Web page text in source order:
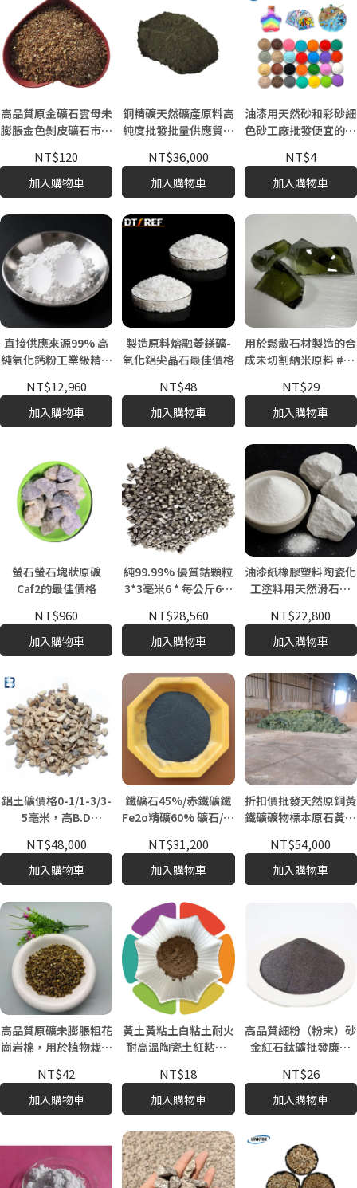
高品質原金礦石雲母未
膨脹金色剝皮礦石市場
NT$120
加入購物車
銅精礦天然礦產原料高
純度批發批量供應貿易
NT$36,000
加入購物車
油漆用天然砂和彩砂細
色砂工廠批發便宜的真
NT$4
加入購物車
直接供應來源99% 高
純氧化鈣粉工業級精細
NT$12,960
加入購物車
製造原料熔融菱鎂礦-
氧化鋁尖晶石最佳價格
NT$48
加入購物車
用於鬆散石材製造的合
成未切割納米原料 #14
料
NT$29
加入購物車
螢石螢石塊狀原礦
Caf2的最佳價格
NT$960
加入購物車
純99.99% 優質鈷顆粒
3*3毫米6 * 每公斤6毫
NT$28,560
加入購物車
油漆紙橡膠塑料陶瓷化
工塗料用天然滑石礦
NT$22,800
加入購物車
鋁土礦價格0-1/1-3/3-
5毫米，高B.D
NT$48,000
加入購物車
鐵礦石45%/赤鐵礦鐵
Fe2o精礦60% 礦石/鐵
300毫米細粉赤鐵礦鐵
礦石
NT$31,200
加入購物車
折扣價批發天然原銅黃
鐵礦礦物標本原石黃鐵
NT$54,000
加入購物車
高品質原礦未膨脹粗花
崗岩棉，用於植物栽培
NT$42
加入購物車
黃土黃粘土白粘土耐火
耐高溫陶瓷土紅粘土-
NT$18
加入購物車
高品質細粉（粉末）砂
金紅石鈦礦批發廉價
NT$26
加入購物車